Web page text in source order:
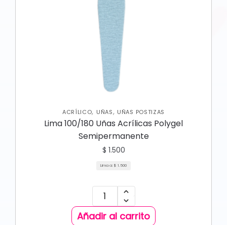
ACRÍLICO, UÑAS, UÑAS POSTIZAS
Lima 100/180 Uñas Acrílicas Polygel
Semipermanente
$ 1.500
Lima a: $ 1.500
Añadir al carrito